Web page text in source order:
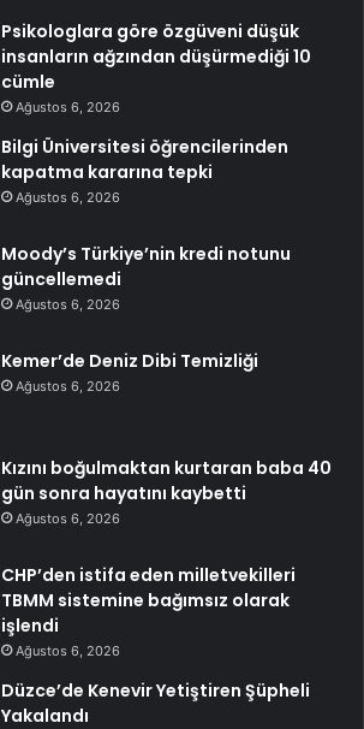
Psikologlara göre özgüveni düşük
insanların ağzından düşürmediği 10
cümle
Ağustos 6, 2026
Bilgi Üniversitesi öğrencilerinden
kapatma kararına tepki
Ağustos 6, 2026
Moody’s Türkiye’nin kredi notunu
güncellemedi
Ağustos 6, 2026
Kemer’de Deniz Dibi Temizliği
Ağustos 6, 2026
Kızını boğulmaktan kurtaran baba 40
gün sonra hayatını kaybetti
Ağustos 6, 2026
CHP’den istifa eden milletvekilleri
TBMM sistemine bağımsız olarak
işlendi
Ağustos 6, 2026
Düzce’de Kenevir Yetiştiren Şüpheli
Yakalandı